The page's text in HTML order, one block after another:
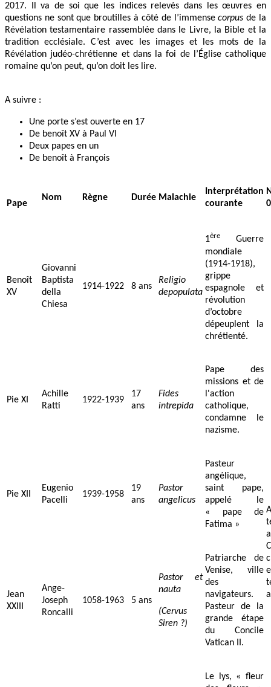
2017. Il va de soi que les indices relevés dans les œuvres en
questions ne sont que broutilles à côté de l’immensecorpus de la
Révélation testamentaire rassemblée dans le Livre, la Bible et la
tradition ecclésiale. C’est avec les images et les mots de la
Révélation judéo-chrétienne et dans la foi de l’Église catholique
romaine qu’on peut, qu’on doit les lire.
A suivre :
Une porte s’est ouverte en 17
De benoît XV à Paul VI
Deux papes en un
De benoît à François
Pape
Nom Règne Durée Malachie
Interprétation
courante
Benoît
XV
Giovanni
Baptista
della
Chiesa
1914-1922 8 ans
Religio
depopulata
1ère
Guerre
mondiale
(1914-1918),
grippe
espagnole et
révolution
d’octobre
dépeuplent la
chrétienté.
Pie XI
Achille
Ratti
1922-1939
17
ans
Fides
intrepida
Pape des
missions et de
l'action
catholique,
condamne le
nazisme.
Pie XII
Eugenio
Pacelli
1939-1958
19
ans
Pastor
angelicus
Pasteur
angélique,
saint pape,
appelé le
« pape de
Fatima »
Jean
XXIII
Ange-
Joseph
Roncalli
1058-1963 5 ans
Pastor et
nauta
(Cervus
Siren ?)
Patriarche de
Venise, ville
des
navigateurs.
Pasteur de la
grande étape
du Concile
Vatican II.
Le lys, « fleur